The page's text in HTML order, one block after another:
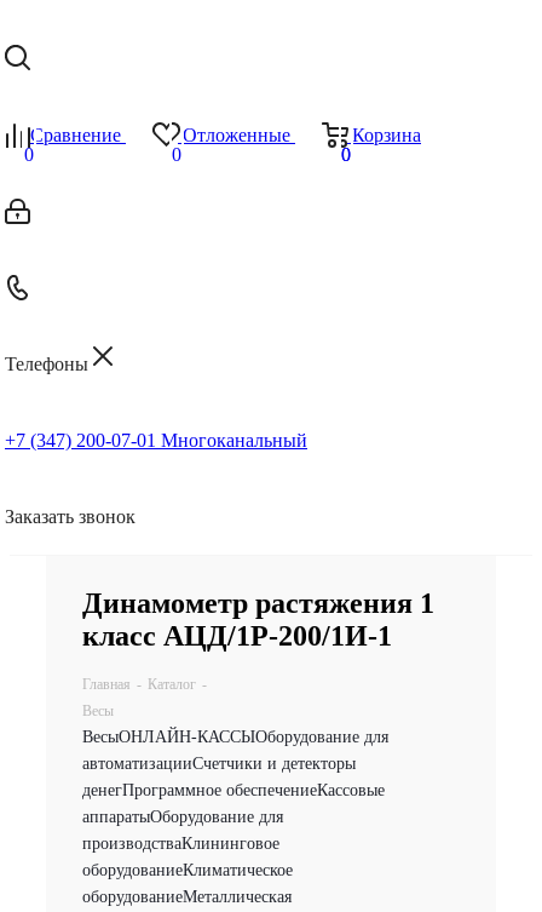
Сравнение
0
Отложенные
0
Корзина
0
0
Телефоны
+7 (347) 200-07-01 Многоканальный
Заказать звонок
Динамометр растяжения 1
класс АЦД/1Р-200/1И-1
Главная - Каталог -
Весы
ВесыОНЛАЙН-КАССЫОборудование для
автоматизацииСчетчики и детекторы
денегПрограммное обеспечениеКассовые
аппаратыОборудование для
производстваКлининговое
оборудованиеКлиматическое
оборудованиеМеталлическая